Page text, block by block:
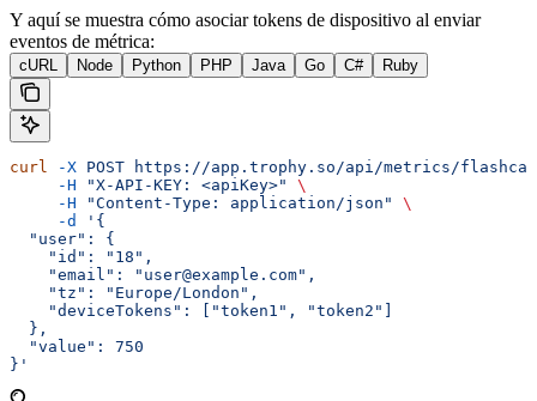
Y aquí se muestra cómo asociar tokens de dispositivo al enviar
eventos de métrica:
cURL Node Python PHP Java Go C# Ruby
curl -X POST https://app.trophy.so/api/metrics/
     -H
"X-API-KEY: <apiKey>"
\
     -H
"Content-Type: application/json"
\
     -d
'{
  "user": {
    "id": "18",
    "email": "user@example.com",
    "tz": "Europe/London",
    "deviceTokens": ["token1", "token2"]
  },
  "value": 750
}'